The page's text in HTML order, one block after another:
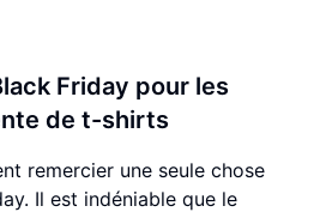
Friday pour les
de t-shirts
remercier une seule chose
Il est indéniable que le